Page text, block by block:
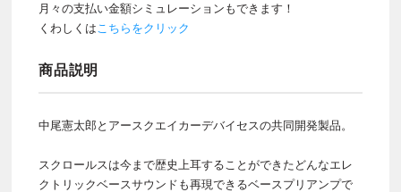
月々の支払い金額シミュレーションもできます！
くわしくは こちらをクリック
商品説明
中尾憲太郎とアースクエイカーデバイセスの共同開発製品。
スクロールスは今まで歴史上耳することができたどんなエレ
クトリックベースサウンドも再現できるベースプリアンプで